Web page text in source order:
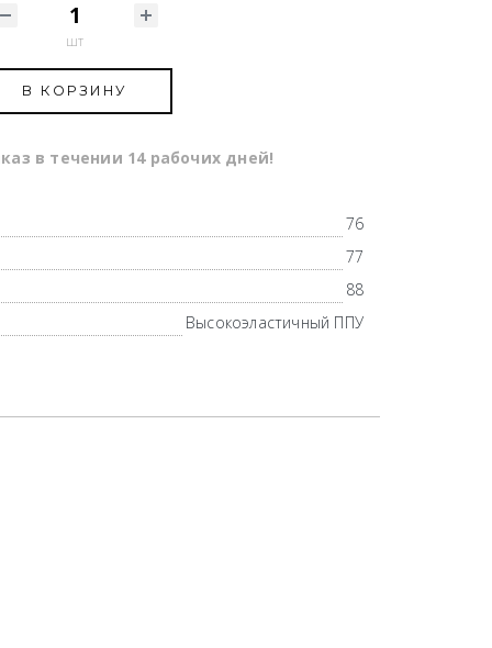
шт
В КОРЗИНУ
в течении 14 рабочих дней!
76
77
88
Высокоэластичный ППУ